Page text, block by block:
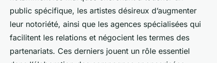
public spécifique, les artistes désireux d’augmenter
leur notoriété, ainsi que les agences spécialisées qui
facilitent les relations et négocient les termes des
partenariats. Ces derniers jouent un rôle essentiel